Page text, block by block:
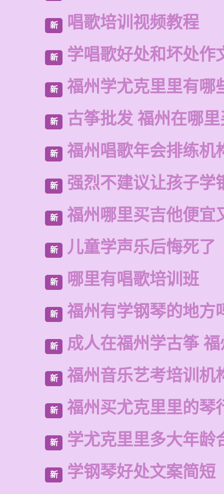
新 唱歌培训视频教程
新 学唱歌好处和坏处作
新 福州学尤克里里有哪
新 古筝批发 福州在哪
新 福州唱歌年会排练机
新 强烈不建议让孩子学
新 福州哪里买吉他便宜
新 儿童学声乐后悔死了
新 哪里有唱歌培训班
新 福州有学钢琴的地方
新 成人在福州学古筝
新 福州音乐艺考培训机
新 福州买尤克里里的琴
新 学尤克里里多大年龄
新 学钢琴好处文案简短